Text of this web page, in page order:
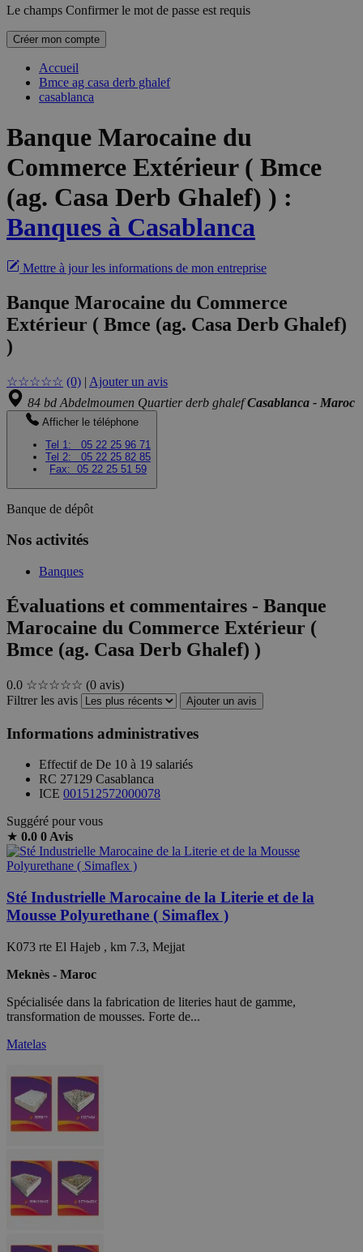
Le champs Confirmer le mot de passe est requis
Créer mon compte
Accueil
Bmce ag casa derb ghalef
casablanca
Banque Marocaine du
Commerce Extérieur ( Bmce
(ag. Casa Derb Ghalef) ) :
Banques à Casablanca
Mettre à jour les informations de mon entreprise
Banque Marocaine du Commerce
Extérieur ( Bmce (ag. Casa Derb Ghalef)
)
☆☆☆☆☆ (0) | Ajouter un avis
84 bd Abdelmoumen Quartier derb ghalefCasablanca - Maroc
Afficher le téléphone
Tel 1:
05 22 25 96 71
Tel 2:
05 22 25 82 85
Fax: 05 22 25 51 59
Banque de dépôt
Nos activités
Banques
Évaluations et commentaires - Banque
Marocaine du Commerce Extérieur (
Bmce (ag. Casa Derb Ghalef) )
0.0 ☆☆☆☆☆ (0 avis)
Filtrer les avis
Ajouter un avis
Informations administratives
Effectif de De 10 à 19 salariés
RC 27129 Casablanca
ICE 001512572000078
Suggéré pour vous
★ 0.0 0 Avis
Sté Industrielle Marocaine de la Literie et de la
Mousse Polyurethane ( Simaflex )
K073 rte El Hajeb , km 7.3, Mejjat
Meknès - Maroc
Spécialisée dans la fabrication de literies haut de gamme,
transformation de mousses. Forte de...
Matelas